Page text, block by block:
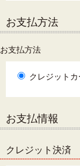
お支払方法
お支払方法
クレジットカ
お支払情報
クレジット決済